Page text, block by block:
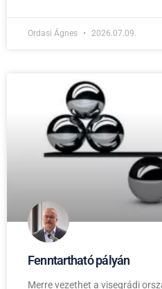
Ordasi Ágnes 2026.07.09.
Fenntartható pályán
Merre vezethet a visegrádi